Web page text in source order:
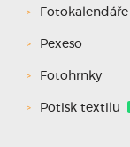
Fotokalendáře
Pexeso
Fotohrnky
Potisk textilu